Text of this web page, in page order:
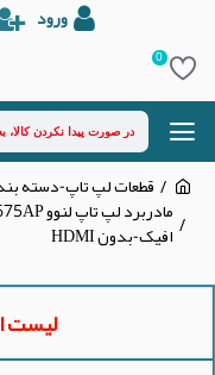
ورود
0
قطعات لپ تاپ-دسته
افیک-بدون HDMI
لیست